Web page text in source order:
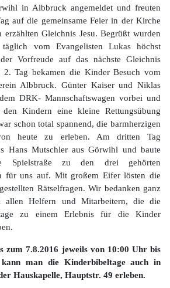
in Albbruck angemeldet und freuten
auf die gemeinsame Feier in der Kirche
erzählten Gleichnis Jesu. Begrüßt wurden
vom Evangelisten Lukas höchst
Vorfreude auf das nächste Gleichnis
2. Tag bekamen die Kinder Besuch vom
Albbruck. Günter Kaiser und Niklas
DRK- Mannschaftswagen vorbei und
Kindern eine kleine Rettungsübung
schon total spannend, die barmherzigen
heute zu erleben. Am dritten Tag
Hans Mutschler aus Görwihl und baute
Spielstraße zu den drei gehörten
für uns auf. Mit großem Eifer lösten die
Rätselfragen. Wir bedanken ganz
allen Helfern und Mitarbeitern, die die
zu einem Erlebnis für die Kinder
zum 7.8.2016 jeweils von 10:00 Uhr bis
man die Kinderbibeltage auch in
Hauskapelle, Hauptstr. 49 erleben.